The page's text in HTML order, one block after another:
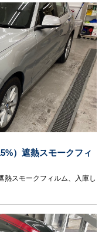
）遮熱スモークフィ
スモークフィルム、入庫し